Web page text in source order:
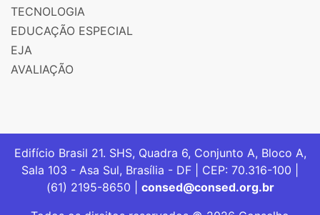
TECNOLOGIA
EDUCAÇÃO ESPECIAL
EJA
AVALIAÇÃO
Edifício Brasil 21. SHS, Quadra 6, Conjunto A, Bloco A,
Sala 103 - Asa Sul, Brasília - DF | CEP: 70.316-100 |
(61) 2195-8650 | consed@consed.org.br